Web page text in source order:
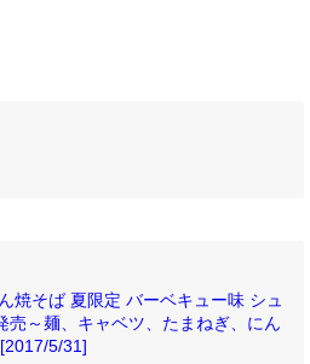
焼そば 夏限定 バーベキュー味 シュ
売～麺、キャベツ、たまねぎ、にん
5/31]